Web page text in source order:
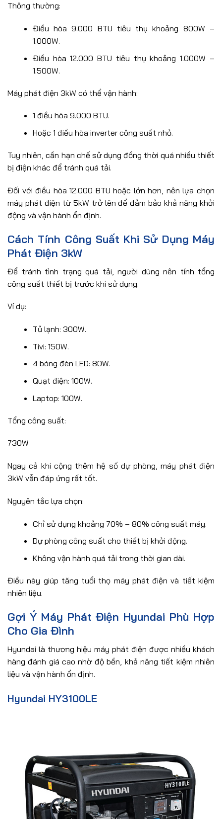
Thông thường:
Điều hòa 9.000 BTU tiêu thụ khoảng 800W –
1.000W.
Điều hòa 12.000 BTU tiêu thụ khoảng 1.000W –
1.500W.
Máy phát điện 3kW có thể vận hành:
1 điều hòa 9.000 BTU.
Hoặc 1 điều hòa inverter công suất nhỏ.
Tuy nhiên, cần hạn chế sử dụng đồng thời quá nhiều thiết
bị điện khác để tránh quá tải.
Đối với điều hòa 12.000 BTU hoặc lớn hơn, nên lựa chọn
máy phát điện từ 5kW trở lên để đảm bảo khả năng khởi
động và vận hành ổn định.
Cách Tính Công Suất Khi Sử Dụng Máy
Phát Điện 3kW
Để tránh tình trạng quá tải, người dùng nên tính tổng
công suất thiết bị trước khi sử dụng.
Ví dụ:
Tủ lạnh: 300W.
Tivi: 150W.
4 bóng đèn LED: 80W.
Quạt điện: 100W.
Laptop: 100W.
Tổng công suất:
730W
Ngay cả khi cộng thêm hệ số dự phòng, máy phát điện
3kW vẫn đáp ứng rất tốt.
Nguyên tắc lựa chọn:
Chỉ sử dụng khoảng 70% – 80% công suất máy.
Dự phòng công suất cho thiết bị khởi động.
Không vận hành quá tải trong thời gian dài.
Điều này giúp tăng tuổi thọ máy phát điện và tiết kiệm
nhiên liệu.
Gợi Ý Máy Phát Điện Hyundai Phù Hợp
Cho Gia Đình
Hyundai là thương hiệu máy phát điện được nhiều khách
hàng đánh giá cao nhờ độ bền, khả năng tiết kiệm nhiên
liệu và vận hành ổn định.
Hyundai HY3100LE